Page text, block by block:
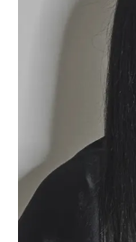
09:00 - 19:00
08:00 - 15:00
08:00 - 14:00
Hi, ich bin
begrüßen und
dürfen.
Leistungen